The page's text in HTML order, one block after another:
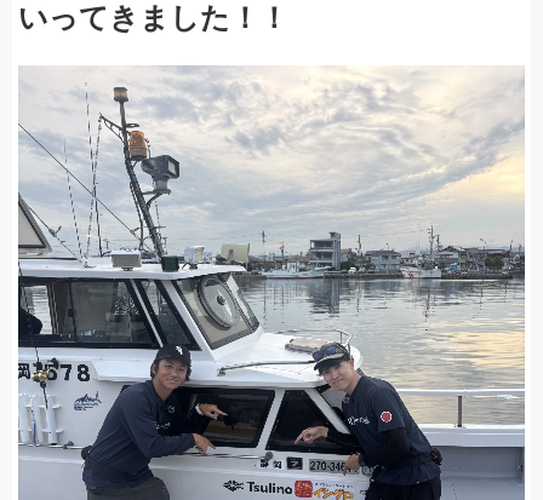
いってきました！！